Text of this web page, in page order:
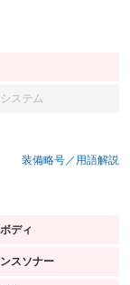
ステム
装備略号／用語解説
ディ
スソナー